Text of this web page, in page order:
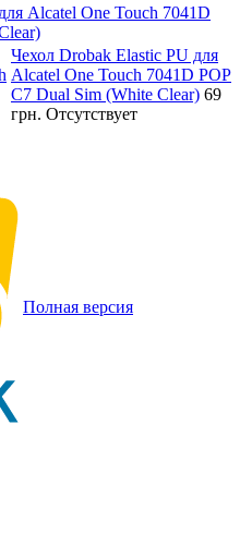
Alcatel One Touch 7041D
Чехол Drobak Elastic PU для
Alcatel One Touch 7041D POP
C7 Dual Sim (White Clear) 69
грн. Отсутствует
Полная версия